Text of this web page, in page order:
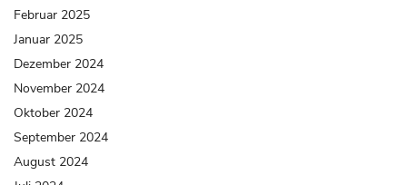
Februar 2025
Januar 2025
Dezember 2024
November 2024
Oktober 2024
September 2024
August 2024